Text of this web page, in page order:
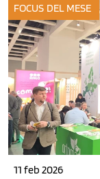
FOCUS DEL MESE
11 feb 2026